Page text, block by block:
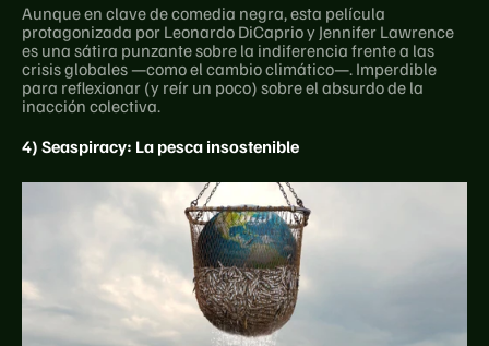
Aunque en clave de comedia negra, esta película
protagonizada por Leonardo DiCaprio y Jennifer Lawrence
es una sátira punzante sobre la indiferencia frente a las
crisis globales —como el cambio climático—. Imperdible
para reflexionar (y reír un poco) sobre el absurdo de la
inacción colectiva.
4) Seaspiracy: La pesca insostenible